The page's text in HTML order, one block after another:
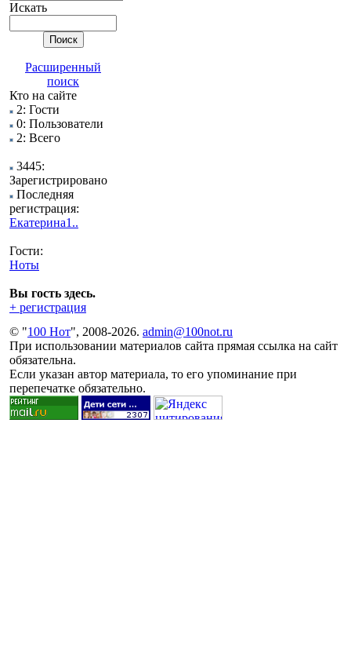
Искать
Расширенный
поиск
Кто на сайте
2: Гости
0: Пользователи
2: Всего
3445:
Зарегистрировано
Последняя
регистрация:
Екатерина1..
Гости:
Ноты
Вы гость здесь.
+ регистрация
© "100 Нот", 2008-2026. admin@100not.ru
При использовании материалов сайта прямая ссылка на сайт
обязательна.
Если указан автор материала, то его упоминание при
перепечатке обязательно.